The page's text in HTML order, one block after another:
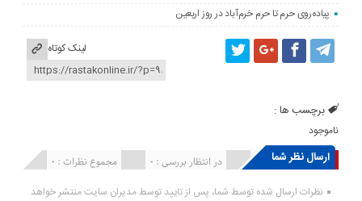
پیاده‌روی حرم تا حرم خرم‌آباد در روز اربعین
لینک کوتاه
برچسب ها :
ناموجود
ارسال نظر شما مجموع نظرات : 0 در انتظار بررسی : 0 انتشار یافته : ۰
نظرات ارسال شده توسط شما، پس از تایید توسط مدیران سایت منتشر خواهد